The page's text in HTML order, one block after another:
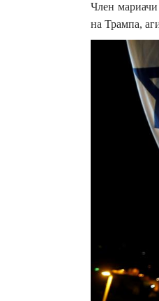
Член
на Трампа,